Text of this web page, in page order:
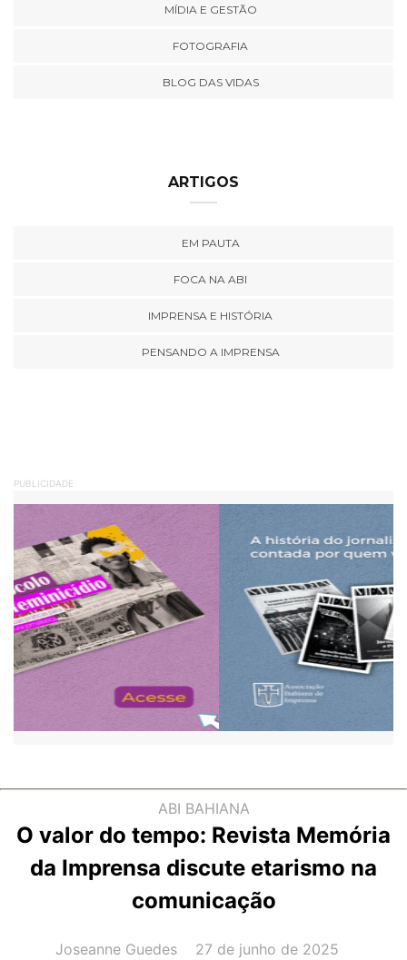
MÍDIA E GESTÃO
FOTOGRAFIA
BLOG DAS VIDAS
ARTIGOS
EM PAUTA
FOCA NA ABI
IMPRENSA E HISTÓRIA
PENSANDO A IMPRENSA
PUBLICIDADE
ABI BAHIANA
O valor do tempo: Revista Memória
da Imprensa discute etarismo na
comunicação
AUTOR(A):
Joseanne Guedes DATA:
27 de junho de 2025